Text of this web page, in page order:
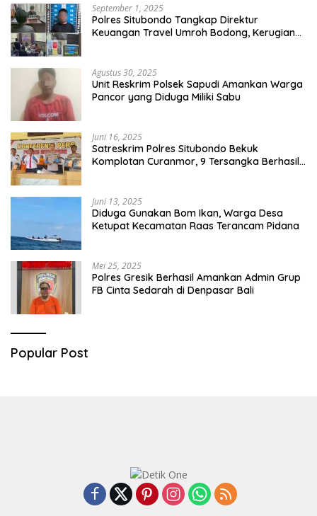
September 1, 2025
Polres Situbondo Tangkap Direktur
Keuangan Travel Umroh Bodong, Kerugian
Agustus 30, 2025
Unit Reskrim Polsek Sapudi Amankan Warga
Pancor yang Diduga Miliki Sabu
Juni 16, 2025
Satreskrim Polres Situbondo Bekuk
Komplotan Curanmor, 9 Tersangka Berhasil
Juni 13, 2025
Diduga Gunakan Bom Ikan, Warga Desa
Ketupat Kecamatan Raas Terancam Pidana
Mei 25, 2025
Polres Gresik Berhasil Amankan Admin Grup
FB Cinta Sedarah di Denpasar Bali
Popular Post